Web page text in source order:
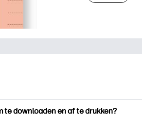
te downloaden en af te drukken?